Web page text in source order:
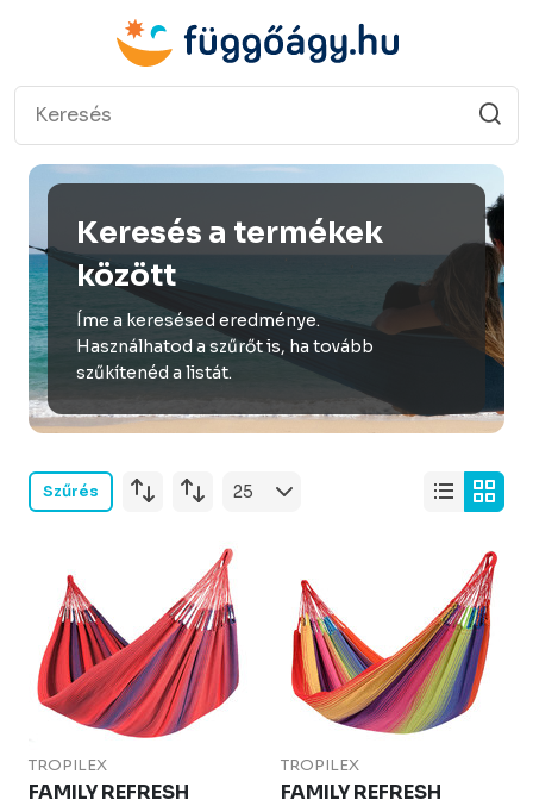
Keresés a termékek
között
Íme a keresésed eredménye.
Használhatod a szűrőt is, ha tovább
szűkítenéd a listát.
Szűrés
TROPILEX
FAMILY REFRESH
TROPILEX
FAMILY REFRESH